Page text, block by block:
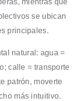
mientras que
se ubican
principales.
natural: agua =
calle = transporte
patrón, moverte
más intuitivo.